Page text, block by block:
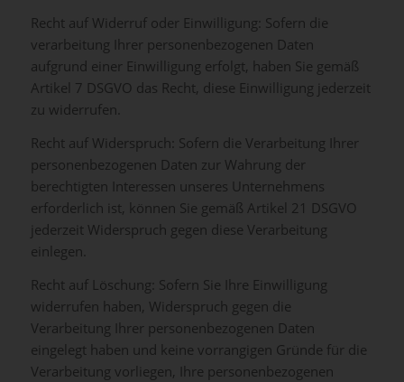
Recht auf Widerruf oder Einwilligung: Sofern die
verarbeitung Ihrer personenbezogenen Daten
aufgrund einer Einwilligung erfolgt, haben Sie gemäß
Artikel 7 DSGVO das Recht, diese Einwilligung jederzeit
zu widerrufen.
Recht auf Widerspruch: Sofern die Verarbeitung Ihrer
personenbezogenen Daten zur Wahrung der
berechtigten Interessen unseres Unternehmens
erforderlich ist, können Sie gemäß Artikel 21 DSGVO
jederzeit Widerspruch gegen diese Verarbeitung
einlegen.
Recht auf Löschung: Sofern Sie Ihre Einwilligung
widerrufen haben, Widerspruch gegen die
Verarbeitung Ihrer personenbezogenen Daten
eingelegt haben und keine vorrangigen Gründe für die
Verarbeitung vorliegen, Ihre personenbezogenen